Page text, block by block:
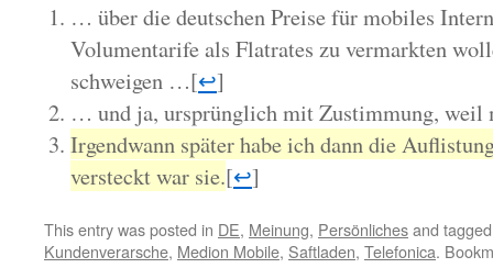
… über die deutschen Preise für mobiles
Volumentarife als Flatrates zu vermarkten
schweigen …[↩]
… und ja, ursprünglich mit Zustimmung, weil
Irgendwann später habe ich dann die
versteckt war sie.[↩]
This entry was posted in DE, Meinung, Persönlichesand
Kundenverarsche, Medion Mobile, Saftladen, Telefonica.